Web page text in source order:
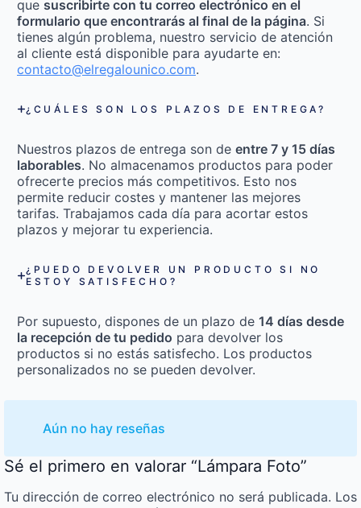
que suscribirte con tu correo electrónico en el
formulario que encontrarás al final de la página. Si
tienes algún problema, nuestro servicio de atención
al cliente está disponible para ayudarte en:
contacto@elregalounico.com.
¿CUÁLES SON LOS PLAZOS DE ENTREGA?
Nuestros plazos de entrega son de entre 7 y 15 días
laborables. No almacenamos productos para poder
ofrecerte precios más competitivos. Esto nos
permite reducir costes y mantener las mejores
tarifas. Trabajamos cada día para acortar estos
plazos y mejorar tu experiencia.
¿PUEDO DEVOLVER UN PRODUCTO SI NO
ESTOY SATISFECHO?
Por supuesto, dispones de un plazo de 14 días desde
la recepción de tu pedido para devolver los
productos si no estás satisfecho. Los productos
personalizados no se pueden devolver.
Aún no hay reseñas
Sé el primero en valorar “Lámpara Foto”
Tu dirección de correo electrónico no será publicada. Los